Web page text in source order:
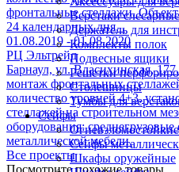
Верстаки слесарные
Держатель для
Комплекты полок
Подвесные ящики
Решетки
Столешницы
Тумбы для
Сейфы
Сейфы
Шкафы оружейные
фронтальные стеллажи.
24 календарных дня. .
01.08.2019 - 01.08.2020
РЦ Эльтрейд
Барнаул, ул. Власихинская,
монтаж фронтальных
количество уровней 4+3,
стеллажей на строительном
оборудования:
металлической мебели.
Все проекты
Посмотрите похожие товары